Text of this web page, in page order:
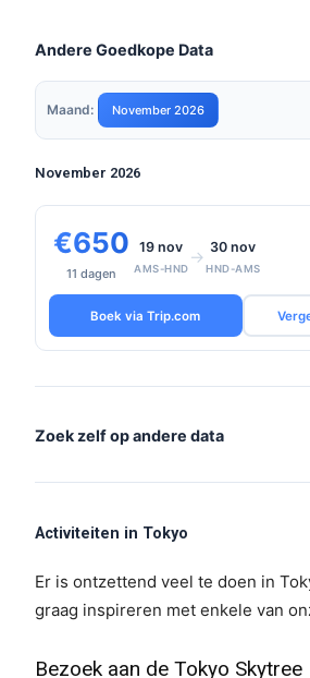
Andere Goedkope Data
Maand: November 2026
November 2026
€650
11 dagen
19 nov
AMS-HND
→ 30 nov
HND-AMS
Boek via Trip.com
Zoek zelf op andere data
Activiteiten in Tokyo
Er is ontzettend veel te doen in
graag inspireren met enkele van
Bezoek aan de Tokyo Skytree